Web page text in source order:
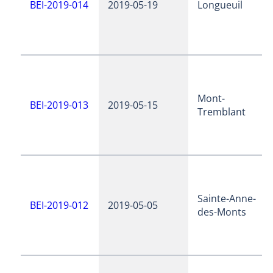
BEI-2019-014 2019-05-19 Longueuil
BEI-2019-013 2019-05-15
Mont-
Tremblant
BEI-2019-012 2019-05-05
Sainte-Anne-
des-Monts